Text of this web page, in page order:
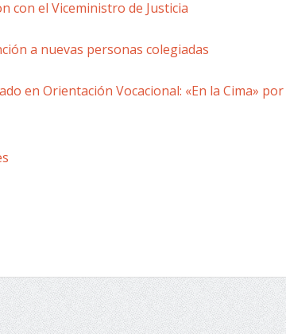
con el Viceministro de Justicia
a nuevas personas colegiadas
en Orientación Vocacional: «En la Cima» por